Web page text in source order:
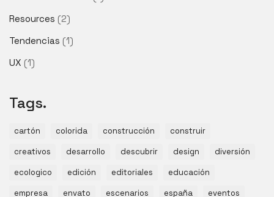
Resources (2)
Tendencias (1)
UX (1)
Tags.
cartón colorida construcción
construir
creativos
desarrollo descubrir design
diversión
ecologico
edición editoriales
educación
empresa
envato escenarios españa
eventos